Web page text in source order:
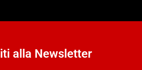
alla Newsletter